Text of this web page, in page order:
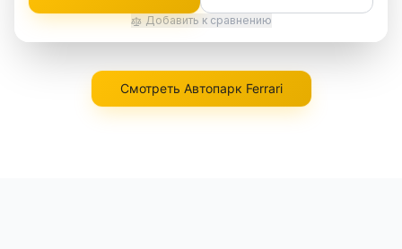
Добавить к сравнению
Смотреть Автопарк Ferrari